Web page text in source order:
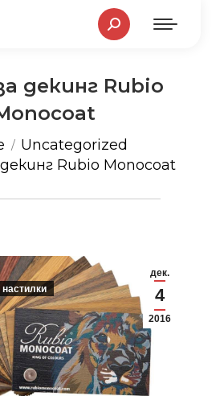
Search:
декинг Rubio
Uncategorized
Rubio Monocoat
дек.
4
2016
настилки